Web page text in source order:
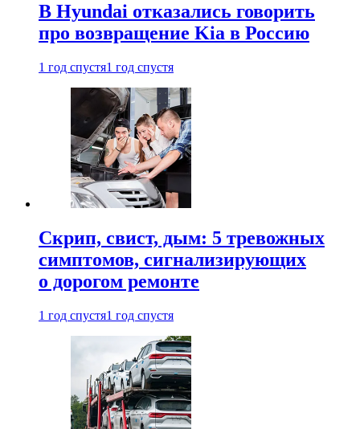
В Hyundai отказались говорить
про возвращение Kia в Россию
1 год спустя1 год спустя
Скрип, свист, дым: 5 тревожных
симптомов, сигнализирующих
о дорогом ремонте
1 год спустя1 год спустя